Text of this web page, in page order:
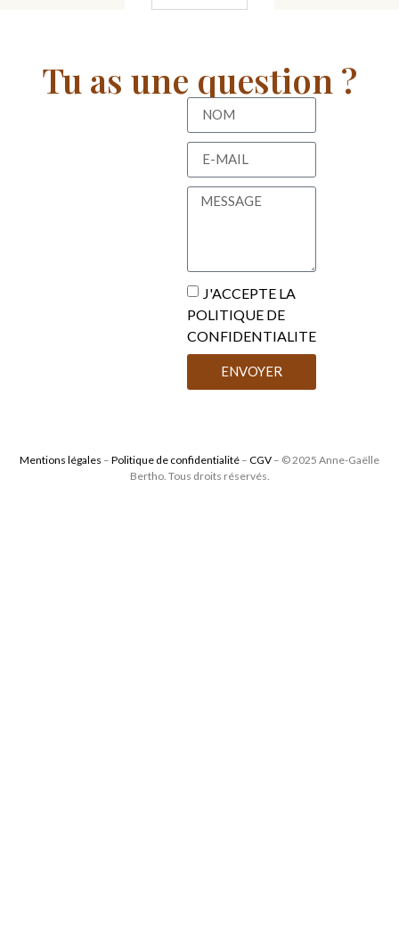
Tu as une question ?
J'ACCEPTE LA
POLITIQUE DE
CONFIDENTIALITE
ENVOYER
Mentions légales – Politique de confidentialité – CGV – © 2025 Anne-Gaëlle
Bertho. Tous droits réservés.